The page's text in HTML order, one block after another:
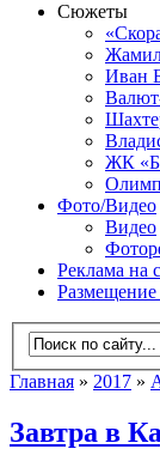
Сюжеты
Иван
ЖК
Фото/Видео
Видео
Реклама на
Главная » 2017 »
Завтра в